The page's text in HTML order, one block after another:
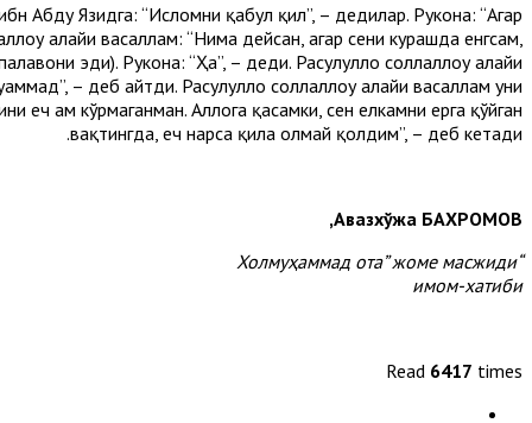
Абду Язидга: “Исломни қабул қил”, – дедилар. Рукона: “Агар
алайҳи васаллам: “Нима дейсан, агар сени курашда енгсам,
эди). Рукона: “Ҳа”, – деди. Расулуллоҳ соллаллоҳу алайҳи
– деб айтди. Расулуллоҳ соллаллоҳу алайҳи васаллам уни
ҳам кўрмаганман. Аллоҳга қасамки, сен елкамни ерга қўйган
вақтингда, ҳеч нарса қила олмай қолдим”, – деб кетади.
Авазхўжа БАХРОМОВ
,
“Холмуҳаммад ота” жоме масжиди
имом-хатиби
Read 6417 times